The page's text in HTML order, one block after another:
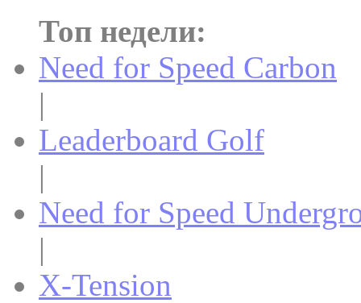
Топ недели:
Need for Speed Carbon
|
Leaderboard Golf
|
Need for Speed
|
X-Tension